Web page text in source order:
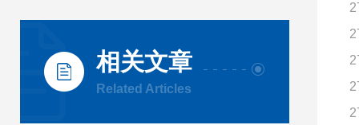
相关文章
Related Articles